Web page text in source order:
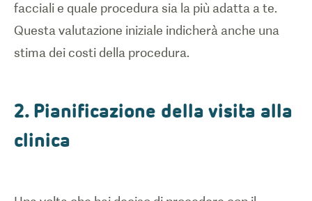
del
facciali e quale procedura sia la più adatta a te.
Questa valutazione iniziale indicherà anche una
2. Pianificazione della visita alla
clinica